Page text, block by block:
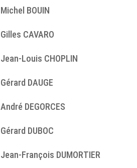
Michel BOUIN
Gilles CAVARO
Jean-Louis CHOPLIN
Gérard DAUGE
André DEGORCES
Gérard DUBOC
Jean-François DUMORTIER